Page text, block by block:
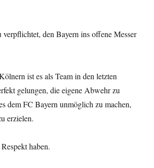
verpflichtet, den Bayern ins offene Messer
ist es als Team in den letzten
gelungen, die eigene Abwehr zu
dem FC Bayern unmöglich zu machen,
erzielen.
haben.